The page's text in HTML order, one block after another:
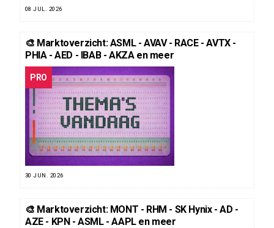
08 JUL. 2026
🎨 Marktoverzicht: ASML - AVAV - RACE - AVTX -
PHIA - AED - IBAB - AKZA en meer
PRO
30 JUN. 2026
🎨 Marktoverzicht: MONT - RHM - SK Hynix - AD -
AZE - KPN - ASML - AAPL en meer